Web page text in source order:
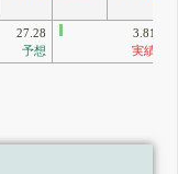
27.28
予想
3.81
実績